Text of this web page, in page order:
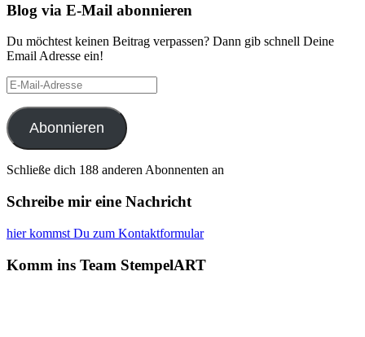
Blog via E-Mail abonnieren
Du möchtest keinen Beitrag verpassen? Dann gib schnell Deine
Email Adresse ein!
E-
Mail-
Adresse
Abonnieren
Schließe dich 188 anderen Abonnenten an
Schreibe mir eine Nachricht
hier kommst Du zum Kontaktformular
Komm ins Team StempelART